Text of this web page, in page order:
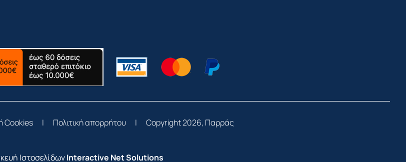
Cookies | Πολιτική απορρήτου | Copyright 2026, Παρράς
ΙστοσελίδωνInteractive Net Solutions